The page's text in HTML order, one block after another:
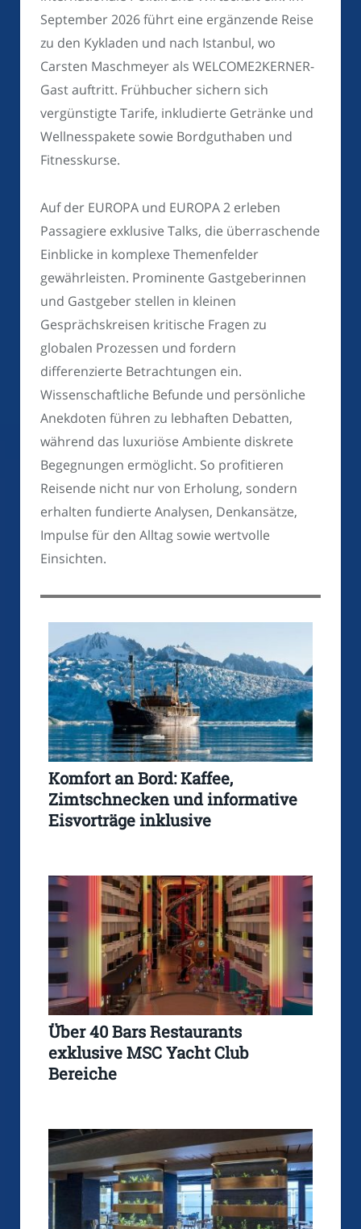
September 2026 führt eine ergänzende Reise
zu den Kykladen und nach Istanbul, wo
Carsten Maschmeyer als WELCOME2KERNER-
Gast auftritt. Frühbucher sichern sich
vergünstigte Tarife, inkludierte Getränke und
Wellnesspakete sowie Bordguthaben und
Fitnesskurse.
Auf der EUROPA und EUROPA 2 erleben
Passagiere exklusive Talks, die überraschende
Einblicke in komplexe Themenfelder
gewährleisten. Prominente Gastgeberinnen
und Gastgeber stellen in kleinen
Gesprächskreisen kritische Fragen zu
globalen Prozessen und fordern
differenzierte Betrachtungen ein.
Wissenschaftliche Befunde und persönliche
Anekdoten führen zu lebhaften Debatten,
während das luxuriöse Ambiente diskrete
Begegnungen ermöglicht. So profitieren
Reisende nicht nur von Erholung, sondern
erhalten fundierte Analysen, Denkansätze,
Impulse für den Alltag sowie wertvolle
Einsichten.
Komfort an Bord: Kaffee,
Zimtschnecken und informative
Eisvorträge inklusive
Über 40 Bars Restaurants
exklusive MSC Yacht Club
Bereiche